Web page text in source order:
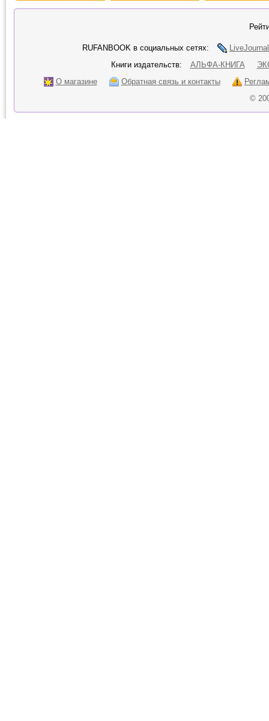
RUFANBOOK в социальных сетях:
LiveJournal
Книги издательств:
АЛЬФА-КНИГА
О магазине
Обратная связь и контакты
©